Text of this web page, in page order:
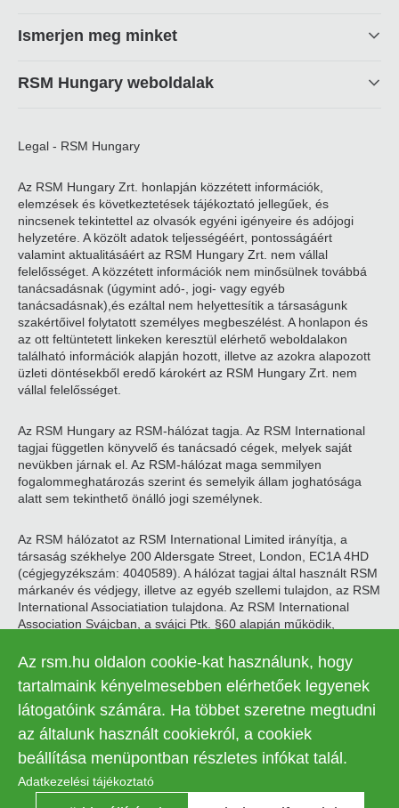
Ismerjen meg minket
RSM Hungary weboldalak
Legal - RSM Hungary
Az RSM Hungary Zrt. honlapján közzétett információk,
elemzések és következtetések tájékoztató jellegűek, és
nincsenek tekintettel az olvasók egyéni igényeire és adójogi
helyzetére. A közölt adatok teljességéért, pontosságáért
valamint aktualitásáért az RSM Hungary Zrt. nem vállal
felelősséget. A közzétett információk nem minősülnek továbbá
tanácsadásnak (úgymint adó-, jogi- vagy egyéb
tanácsadásnak),és ezáltal nem helyettesítik a társaságunk
szakértőivel folytatott személyes megbeszélést. A honlapon és
az ott feltüntetett linkeken keresztül elérhető weboldalakon
található információk alapján hozott, illetve az azokra alapozott
üzleti döntésekből eredő károkért az RSM Hungary Zrt. nem
vállal felelősséget.
Az RSM Hungary az RSM-hálózat tagja. Az RSM International
tagjai független könyvelő és tanácsadó cégek, melyek saját
nevükben járnak el. Az RSM-hálózat maga semmilyen
fogalommeghatározás szerint és semelyik állam joghatósága
alatt sem tekinthető önálló jogi személynek.
Az RSM hálózatot az RSM International Limited irányítja, a
társaság székhelye 200 Aldersgate Street, London, EC1A 4HD
(cégjegyzékszám: 4040589). A hálózat tagjai által használt RSM
márkanév és védjegy, illetve az egyéb szellemi tulajdon, az RSM
International Associatiation tulajdona. Az RSM International
Association Svájcban, a svájci Ptk. §60 alapján működik,
© 2026 RSM Hungary Zrt. | Minden jog fenntartva
Legal
menu
Adatkezelési tájékoztató
Kapcsolat
Süti beállítások
Az rsm.hu oldalon cookie-kat használunk, hogy
tartalmaink kényelmesebben elérhetőek legyenek
látogatóink számára. Ha többet szeretne megtudni
az általunk használt cookiekról, a cookiek
beállítása menüpontban részletes infókat talál.
Adatkezelési tájékoztató